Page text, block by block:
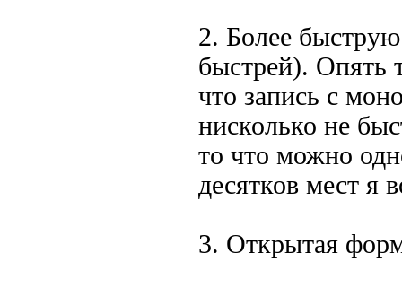
2. Более
быстрей). Опять
что запись с
нисколько не
то что можно
десятков мест я
3. Открытая